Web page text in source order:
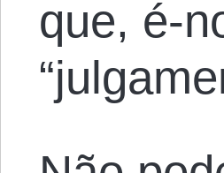
que, é-